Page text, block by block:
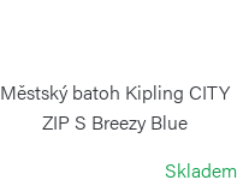
Městský batoh Kipling CITY
ZIP S Breezy Blue
Skladem